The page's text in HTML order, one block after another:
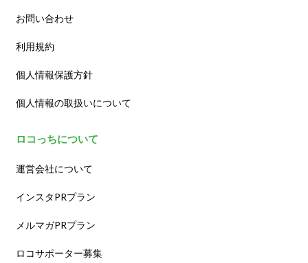
お問い合わせ
利用規約
個人情報保護方針
個人情報の取扱いについて
ロコっちについて
運営会社について
インスタPRプラン
メルマガPRプラン
ロコサポーター募集